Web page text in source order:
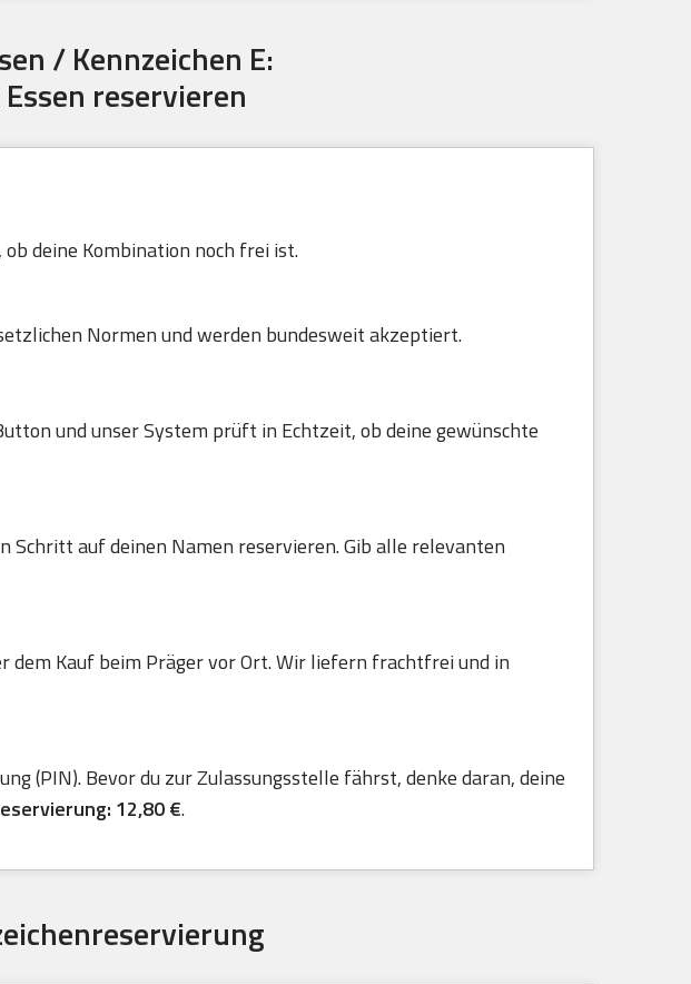
/ Kennzeichen E:
reservieren
deine Kombination noch frei ist.
Normen und werden bundesweit akzeptiert.
und unser System prüft in Echtzeit, ob deine gewünschte
Schritt auf deinen Namen reservieren. Gib alle relevanten
dem Kauf beim Präger vor Ort. Wir liefern frachtfrei und in
(PIN). Bevor du zur Zulassungsstelle fährst, denke daran, deine
12,80 €.